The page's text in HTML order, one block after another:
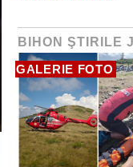
BIHON ŞTIRILE
GALERIE FOTO